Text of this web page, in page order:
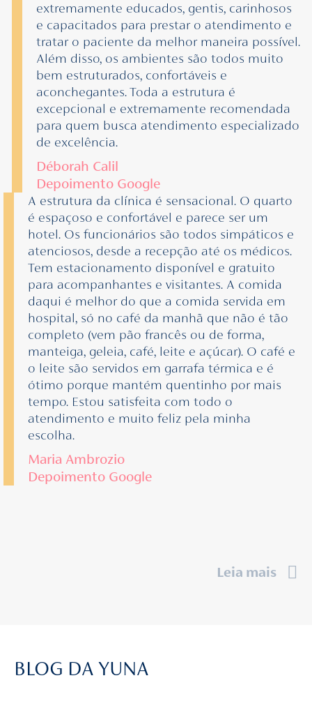
extremamente educados, gentis, carinhosos
e capacitados para prestar o atendimento e
tratar o paciente da melhor maneira possível.
Além disso, os ambientes são todos muito
bem estruturados, confortáveis e
aconchegantes. Toda a estrutura é
excepcional e extremamente recomendada
para quem busca atendimento especializado
de excelência.
Déborah Calil
Depoimento Google
A estrutura da clínica é sensacional. O quarto
é espaçoso e confortável e parece ser um
hotel. Os funcionários são todos simpáticos e
atenciosos, desde a recepção até os médicos.
Tem estacionamento disponível e gratuito
para acompanhantes e visitantes. A comida
daqui é melhor do que a comida servida em
hospital, só no café da manhã que não é tão
completo (vem pão francês ou de forma,
manteiga, geleia, café, leite e açúcar). O café e
o leite são servidos em garrafa térmica e é
ótimo porque mantém quentinho por mais
tempo. Estou satisfeita com todo o
atendimento e muito feliz pela minha
escolha.
Maria Ambrozio
Depoimento Google
Leia mais
BLOG DA YUNA